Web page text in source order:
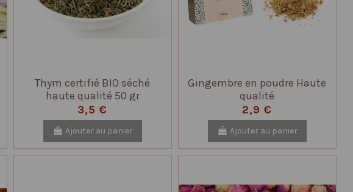
Thym certifié BIO séché
haute qualité 50 gr
3,5 €
Ajouter au panier
Gingembre en poudre Haute
qualité
2,9 €
Ajouter au panier